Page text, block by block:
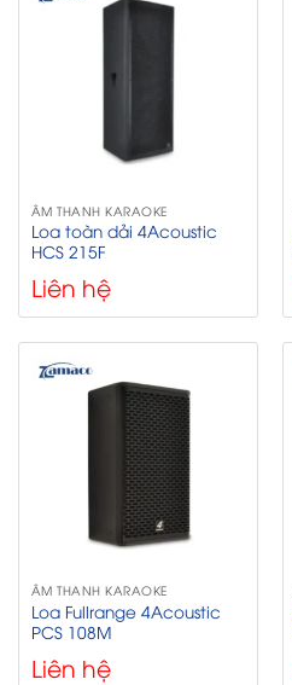
ÂM THANH KARAOKE
Loa toàn dải 4Acoustic
HCS 215F
Liên hệ
ÂM THANH KARAOKE
Loa Fullrange 4Acoustic
PCS 108M
Liên hệ